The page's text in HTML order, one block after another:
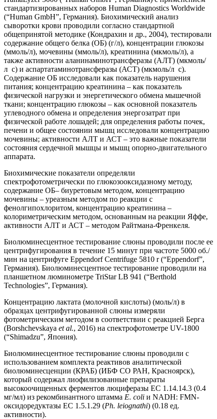
стандартизированных наборов Human Diagnostics Worldwide
(“Human GmbH”, Германия). Биохимический анализ
сыворотки крови проводили согласно стандартной
общепринятой методике (Кондрахин и др., 2004), тестировали
содержание общего белка (ОБ) (г/л), концентрации глюкозы
(ммоль/л), мочевины (ммоль/л), креатинина (мкмоль/л), а
также активности аланинаминотрансферазы (АЛТ) (мкмоль/
л с) и аспартатаминотрансферазы (АСТ) (мкмоль/л с).
Содержание ОБ исследовали как показатель нарушения
питания; концентрацию креатинина – как показатель
физической нагрузки и энергетического обмена мышечной
ткани; концентрацию глюкозы – как основной показатель
углеводного обмена и определения энергозатрат при
физической работе лошадей; для определения работы почек,
печени и общее состоянии мышц исследовали концентрацию
мочевины; активности АЛТ и АСТ – это важные показатели
состояния сердечной мышцы и мышц опорно-двигательного
аппарата.
Биохимические показатели определяли
спектрофотометрически по глюкозооксидазному методу,
содержание ОБ– биуретовым методом, концентрацию
мочевины – уреазным методом по реакции с
фенолгипохлоритом, концентрaцию креатинина –
колориметрическим методом, основанным на реакции Яффе,
активности АЛТ и АСТ – методом Райтмана-Френкеля.
Биолюминесцентное тестирование слюны проводили после ее
центрифугирования в течение 15 минут при частоте 5000 об./
мин на центрифуге Eppendorf Centrifuge 5810 r (“Eppendorf”,
Германия). Биолюминесцентное тестирование проводили на
планшетном люминометре TriStar LB 941 (“Berthold
Technologies”, Германия).
Концентрацию лактата (молочной кислоты) (моль/л) в
образцах центрифугированной слюны измеряли
фотометрическим методом в соответствии с реакцией Берга
(Borshchevskaya et al., 2016) на спектрофотометре UV-1800
(“Shimadzu”, Япония).
Биолюминесцентное тестирование слюны проводили с
использованием комплекта реактивов аналитической
биолюминесценции (КРАБ) (ИБФ СО РАН, Красноярск),
который содержал лиофилизованные препараты
высокоочищенных ферментов люциферазы EC 1.14.14.3 (0.4
мг/мл) из рекомбинантного штамма E. coli и NADH: FMN-
оксидоредуктазы EC 1.5.1.29 (Ph. leiognathi) (0.18 ед.
активности).